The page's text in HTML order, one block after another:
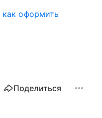
как оформить
Поделиться